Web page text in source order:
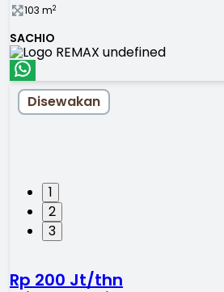
103 m2
SACHIO
1
2
3
Disewakan
Rp 200 Jt/thn